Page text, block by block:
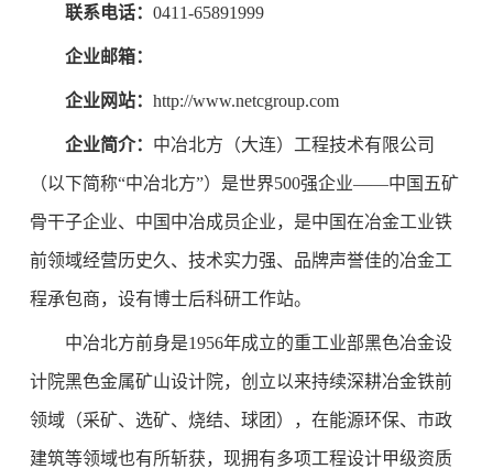
联系电话：0411-65891999
企业邮箱：
企业网站：http://www.netcgroup.com
企业简介： 中冶北方（大连）工程技术有限公司
（以下简称“中冶北方”）是世界500强企业——中国五矿
骨干子企业、中国中冶成员企业，是中国在冶金工业铁
前领域经营历史久、技术实力强、品牌声誉佳的冶金工
程承包商，设有博士后科研工作站。
中冶北方前身是1956年成立的重工业部黑色冶金设
计院黑色金属矿山设计院，创立以来持续深耕冶金铁前
领域（采矿、选矿、烧结、球团），在能源环保、市政
建筑等领域也有所斩获，现拥有多项工程设计甲级资质